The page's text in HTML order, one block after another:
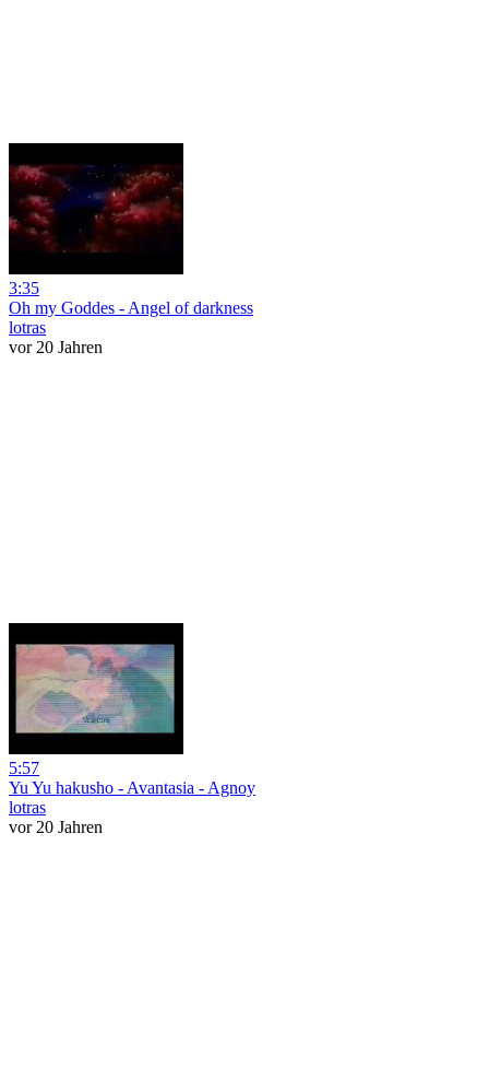
3:35
Oh my Goddes - Angel of darkness
lotras
vor 20 Jahren
5:57
Yu Yu hakusho - Avantasia - Agnoy
lotras
vor 20 Jahren